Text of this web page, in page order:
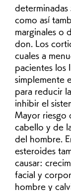
determinadas
como así
marginales o
don. Los
cuales a
pacientes los
simplemente
para reducir
inhibir el
Mayor riesgo
cabello y de
del hombre.
esteroides
causar:
facial y
hombre y